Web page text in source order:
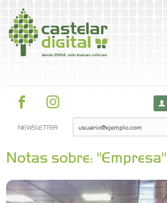
NEWSLETTER
Notas sobre: "Empresa"